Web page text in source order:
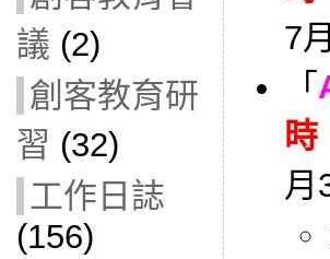
議 (2)
創客教育研
習 (32)
工作日誌
(156)
7
「
時
月